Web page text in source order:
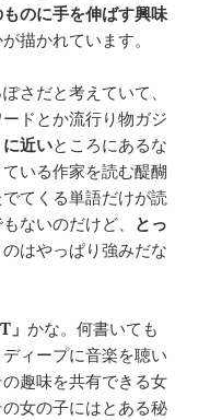
のに手を伸ばす興味
描かれています。
さだと考えていて、
ドとか流行り物ガジ
近いところにあるな
いる作家を読む醍醐
てくる単語だけが読
ないのだけど、 とっ
はやっぱり強みだな
」かな。何書いても
ィープに音楽を聴い
趣味を共有できる女
女の子にはとある秘